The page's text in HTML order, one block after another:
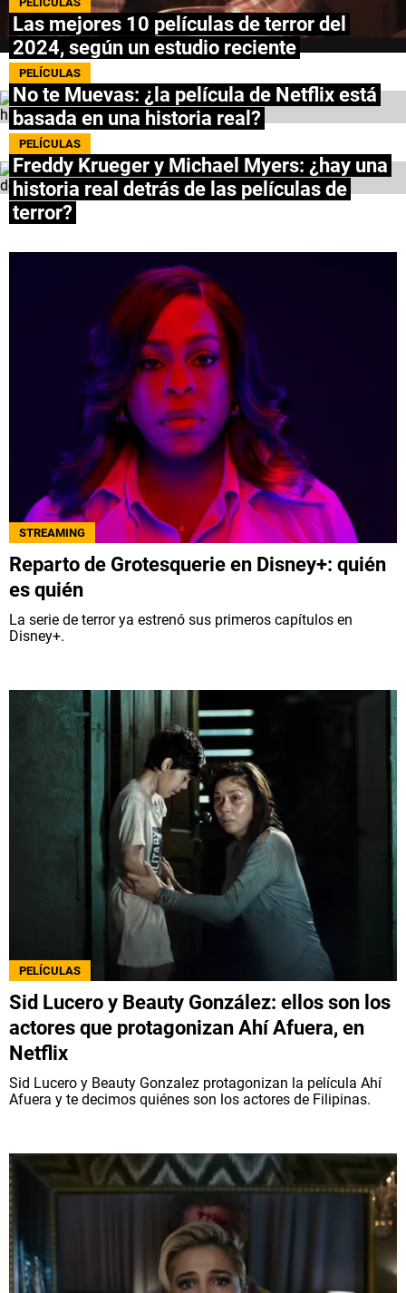
NETFLIX
PRIME VIDEO
APPLE TV+
MÚSICA
CELEBRITIES
SPOILER US
QUIENES SOMOS | STAFF | CONTACTO |
Escribe en Spoiler
Términos y Condiciones
Políticas de Privacidad
Política Editorial
Ad Choices
Bolavip, al igual que Futbol Sites, es una
Las mejores 10 películas de terror del
2024, según un estudio reciente
PELÍCULAS
No te Muevas: ¿la película de Netflix está
basada en una historia real?
PELÍCULAS
Freddy Krueger y Michael Myers: ¿hay una
historia real detrás de las películas de
terror?
STREAMING
Reparto de Grotesquerie en Disney+: quién
es quién
La serie de terror ya estrenó sus primeros capítulos en
Disney+.
PELÍCULAS
Sid Lucero y Beauty González: ellos son los
actores que protagonizan Ahí Afuera, en
Netflix
Sid Lucero y Beauty Gonzalez protagonizan la película Ahí
Afuera y te decimos quiénes son los actores de Filipinas.